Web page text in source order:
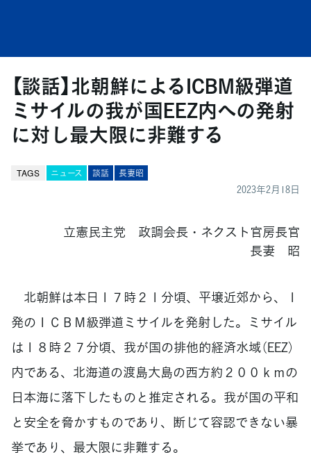
【談話】北朝鮮によるICBM級弾道
ミサイルの我が国EEZ内への発射
に対し最大限に非難する
TAGS ニュース 談話 長妻昭
2023年2月18日
立憲民主党 政調会長・ネクスト官房長官
長妻 昭
北朝鮮は本日１７時２１分頃、平壌近郊から、１
発のＩＣＢＭ級弾道ミサイルを発射した。ミサイル
は１８時２７分頃、我が国の排他的経済水域（EEZ）
内である、北海道の渡島大島の西方約２００ｋｍの
日本海に落下したものと推定される。我が国の平和
と安全を脅かすものであり、断じて容認できない暴
挙であり、最大限に非難する。